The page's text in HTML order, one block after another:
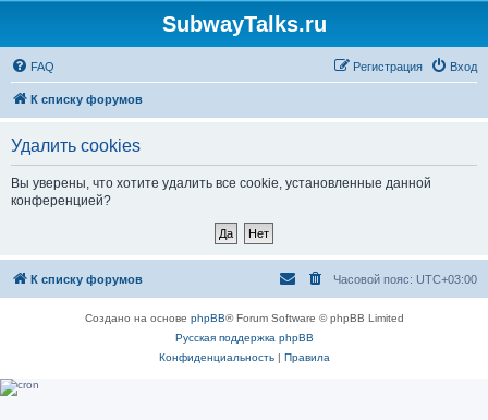
SubwayTalks.ru
FAQ Вход
Регистрация
К списку форумов
Удалить cookies
Вы уверены, что хотите удалить все cookie, установленные данной
конференцией?
К списку форумов Часовой пояс: UTC+03:00
Создано на основе phpBB® Forum Software © phpBB Limited
Русская поддержка phpBB
Конфиденциальность| Правила